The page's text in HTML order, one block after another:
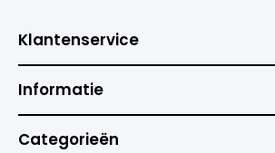
Klantenservice
Informatie
Categorieën